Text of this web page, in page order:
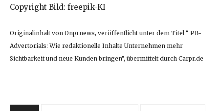
Copyright Bild: freepik-KI
Originalinhalt von Onprnews, veröffentlicht unter dem Titel “ PR-
Advertorials: Wie redaktionelle Inhalte Unternehmen mehr
Sichtbarkeit und neue Kunden bringen“, übermittelt durch Carpr.de